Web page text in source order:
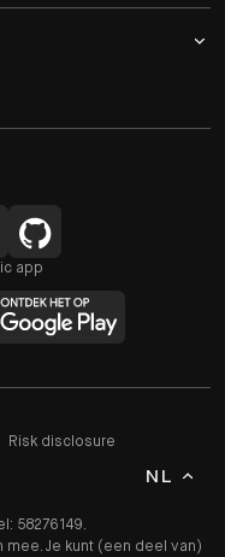
app
58276149.
Je kunt (een deel van)
Risk disclosure
NL